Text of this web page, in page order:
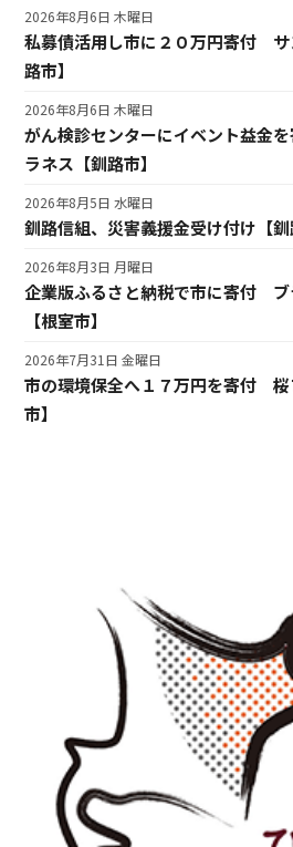
私募債活用し市に２０万円寄付 サ
路市】
2026年8月6日 木曜日
がん検診センターにイベント益金
ラネス【釧路市】
2026年8月6日 木曜日
釧路信組、災害義援金受け付け【釧
2026年8月5日 水曜日
企業版ふるさと納税で市に寄付 ブ
【根室市】
2026年8月3日 月曜日
市の環境保全へ１７万円を寄付 桜
市】
2026年7月31日 金曜日